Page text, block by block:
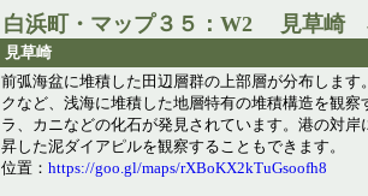
白浜町・マップ３５：W2 見草
見草崎
前弧海盆に堆積した田辺層群の上部層が分布しま
クなど、浅海に堆積した地層特有の堆積構造を観
ラ、カニなどの化石が発見されています。港の対
昇した泥ダイアピルを観察することもできます。
位置： https://goo.gl/maps/rXBoKX2kTuGsoofh8